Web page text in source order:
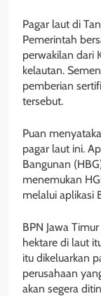
Pagar laut di
Pemerintah
perwakilan dari
kelautan.
pemberian
tersebut.
Puan
pagar laut ini.
Bangunan
menemukan
melalui aplikasi
BPN Jawa
hektare di laut
itu dikeluarkan
perusahaan
akan segera